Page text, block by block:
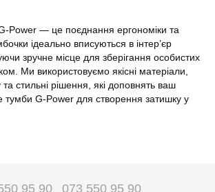
Power — це поєднання ергономіки та
ідеально вписуються в інтер’єр
зручне місце для зберігання особистих
Ми використовуємо якісні матеріали,
стильні рішення, які доповнять ваш
тумби G-Power для створення затишку у
95 90 073 550 95 90